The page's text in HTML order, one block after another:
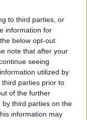
to third parties, or
information for
below opt-out
note that after your
seeing
utilized by
parties prior to
of the further
third parties on the
information may
voto oggi per eleggere
cinque anni.
sostenuto dal
candidata di Lega Nord,
appoggiato dalle
Falchi sostenuto
di Sesto Siamo